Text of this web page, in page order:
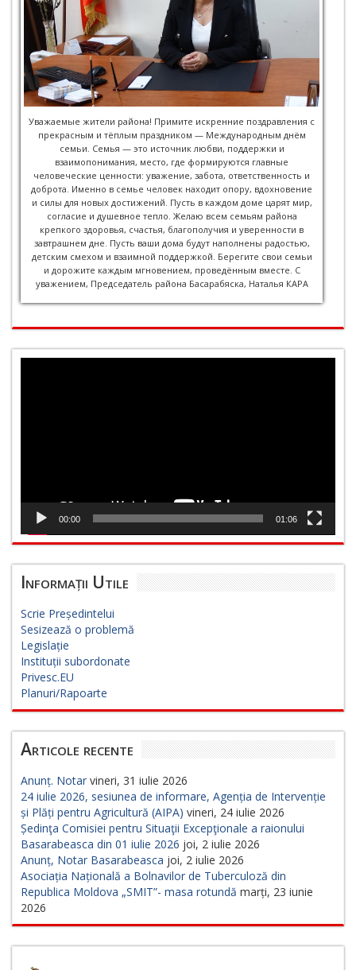
Уважаемые жители района! Примите искренние поздравления с
прекрасным и тёплым праздником — Международным днём
семьи. Семья — это источник любви, поддержки и
взаимопонимания, место, где формируются главные
человеческие ценности: уважение, забота, ответственность и
доброта. Именно в семье человек находит опору, вдохновение
и силы для новых достижений. Пусть в каждом доме царят мир,
согласие и душевное тепло. Желаю всем семьям района
крепкого здоровья, счастья, благополучия и уверенности в
завтрашнем дне. Пусть ваши дома будут наполнены радостью,
детским смехом и взаимной поддержкой. Берегите свои семьи
и дорожите каждым мгновением, проведённым вместе. С
уважением, Председатель района Басарабяска, Наталья КАРА
00:00 01:06
Informații Utile
Scrie Președintelui
Sesizează o problemă
Legislație
Instituții subordonate
Privesc.EU
Planuri/Rapoarte
Articole recente
Anunț. Notar vineri, 31 iulie 2026
24 iulie 2026, sesiunea de informare, Agenția de Intervenție
și Plăți pentru Agricultură (AIPA) vineri, 24 iulie 2026
Ședinţa Comisiei pentru Situaţii Excepţionale a raionului
Basarabeasca din 01 iulie 2026 joi, 2 iulie 2026
Anunț, Notar Basarabeasca joi, 2 iulie 2026
Asociația Națională a Bolnavilor de Tuberculoză din
Republica Moldova „SMIT”- masa rotundă marți, 23 iunie
2026